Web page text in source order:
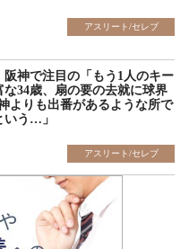
アスリート/セレブ
神で注目の「もう1人のキー
34歳、扇の要の去就に球界
よりも出番があるような所で
いう…」
アスリート/セレブ